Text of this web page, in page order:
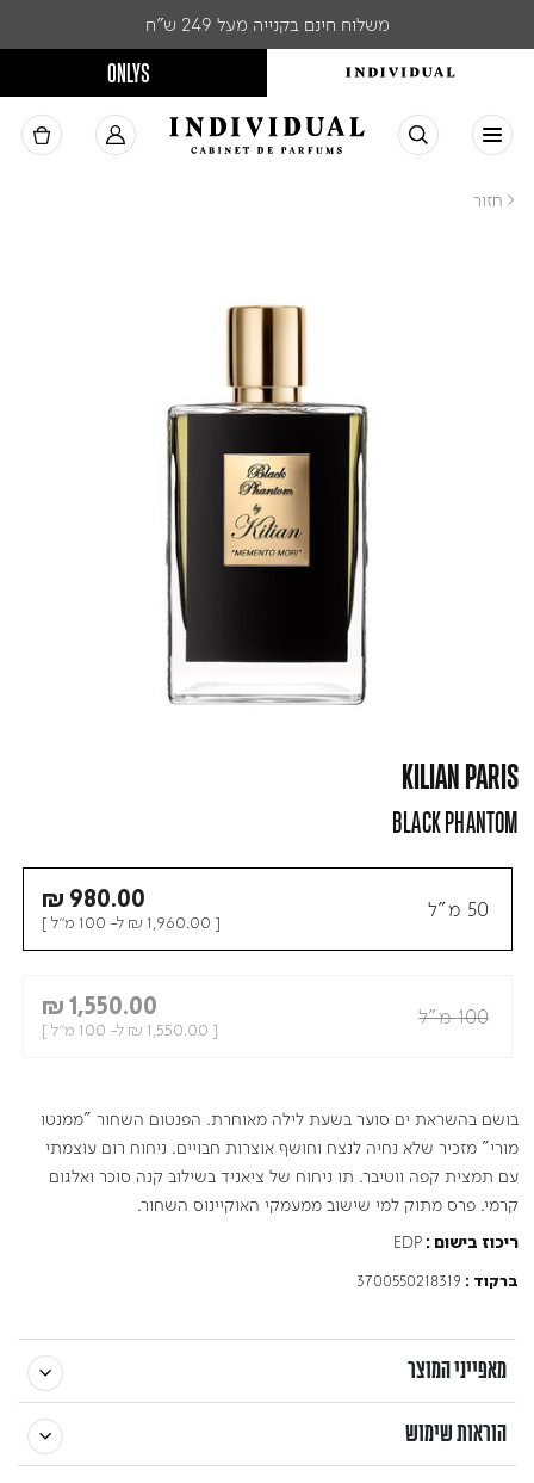
משלוח חינם בקנייה מעל 249 ש"ח
ONLYS
< חזור
KILIAN PARIS
BLACK PHANTOM
50 מ"ל ₪ 980.00
[
₪ 1,960.00 ל- 100 מ"ל ]
100 מ"ל ₪ 1,550.00
[
₪ 1,550.00 ל- 100 מ"ל ]
בושם בהשראת ים סוער בשעת לילה מאוחרת. הפנטום השחור "ממנטו
מורי" מזכיר שלא נחיה לנצח וחושף אוצרות חבויים. ניחוח רום עוצמתי
עם תמצית קפה ווטיבר. תו ניחוח של ציאניד בשילוב קנה סוכר ואלגום
קרמי. פרס מתוק למי שישוב ממעמקי האוקיינוס השחור.
ריכוז בישום :EDP
ברקוד : 3700550218319
מאפייני המוצר
הוראות שימוש